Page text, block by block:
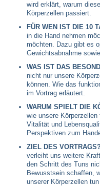
wird erklärt, warum
Körperzellen passiert.
FÜR WEN IST DIE 10
in die Hand nehmen
möchten. Dazu gibt es
Gewichtsabnahme
WAS IST DAS
nicht nur unsere
können. Wie das
im Vortrag erläutert.
WARUM SPIELT DIE
wie unsere
Vitalität und
Perspektiven zum
ZIEL DES
verleiht uns weitere
den Schritt des Tuns
Bewusstsein schaffen,
unserer Körperzellen